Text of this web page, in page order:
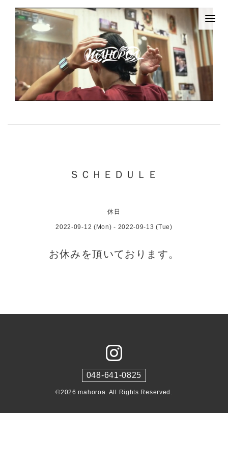
ＳＣＨＥＤＵＬＥ
休日
2022-09-12 (Mon) - 2022-09-13 (Tue)
お休みを頂いております。
048-641-0825
©2026mahoroa. All Rights Reserved.